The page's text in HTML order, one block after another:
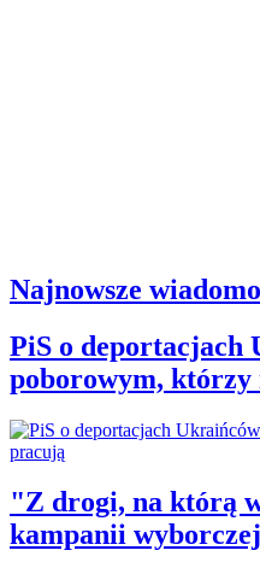
Najnowsze
PiS o deportacjach
poborowym, którzy
"Z drogi, na którą
kampanii